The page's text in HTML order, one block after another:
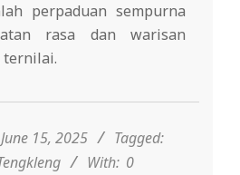
perpaduan sempurna
rasa dan warisan
ternilai.
June 15, 2025
Tagged:
With: 0